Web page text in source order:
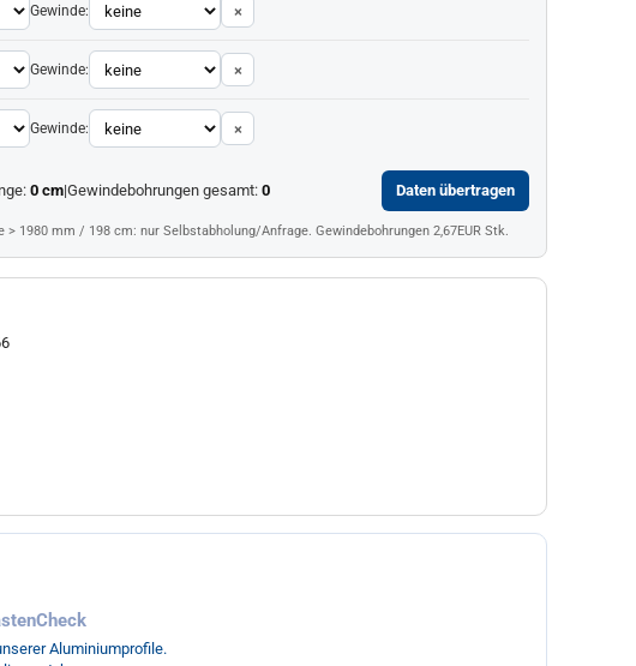
Gewinde: ×
Gewinde: ×
Gewinde: ×
0cm|Gewindebohrungen gesamt: 0 Daten übertragen
1980 mm / 198 cm: nur Selbstabholung/Anfrage. Gewindebohrungen 2,67EUR Stk.
Aluminiumprofile.